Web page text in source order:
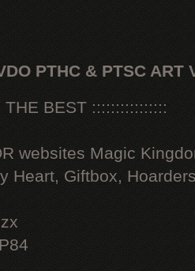
PTHC & PTSC ART
THE BEST ::::::::::::::::
websites Magic
Heart, Giftbox,